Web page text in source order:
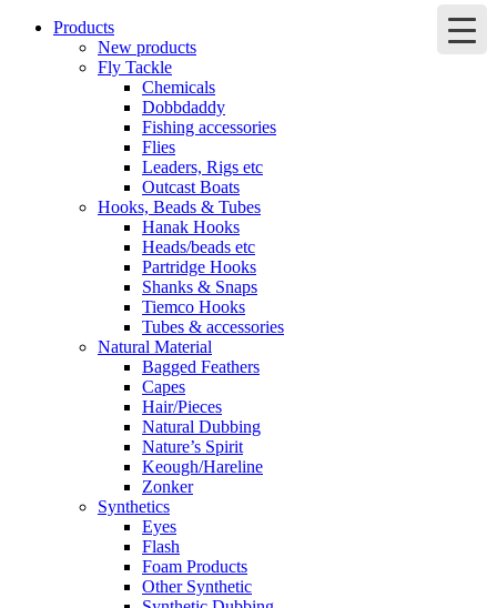
Products
New products
Fly Tackle
Chemicals
Dobbdaddy
Fishing accessories
Flies
Leaders, Rigs etc
Outcast Boats
Hooks, Beads & Tubes
Hanak Hooks
Heads/beads etc
Partridge Hooks
Shanks & Snaps
Tiemco Hooks
Tubes & accessories
Natural Material
Bagged Feathers
Capes
Hair/Pieces
Natural Dubbing
Nature’s Spirit
Keough/Hareline
Zonker
Synthetics
Eyes
Flash
Foam Products
Other Synthetic